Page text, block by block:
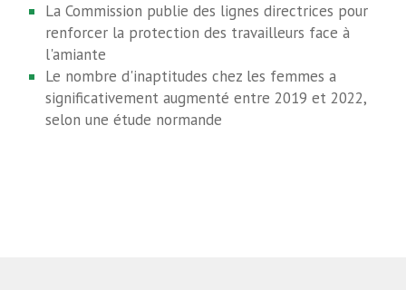
La Commission publie des lignes directrices pour
renforcer la protection des travailleurs face à
l'amiante
Le nombre d'inaptitudes chez les femmes a
significativement augmenté entre 2019 et 2022,
selon une étude normande